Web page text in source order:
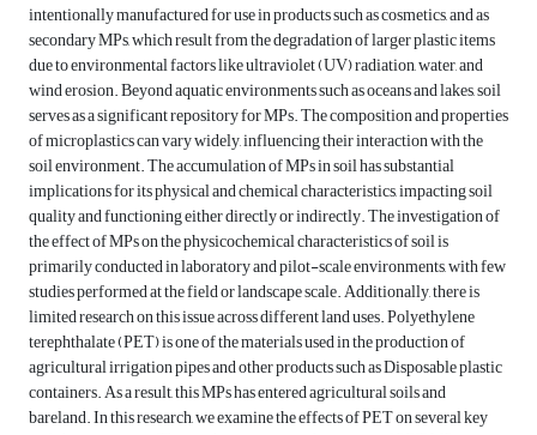
intentionally manufactured for use in products such as cosmetics, and as
secondary MPs, which result from the degradation of larger plastic items
due to environmental factors like ultraviolet (UV) radiation, water, and
wind erosion. Beyond aquatic environments such as oceans and lakes, soil
serves as a significant repository for MPs. The composition and properties
of microplastics can vary widely, influencing their interaction with the
soil environment. The accumulation of MPs in soil has substantial
implications for its physical and chemical characteristics, impacting soil
quality and functioning either directly or indirectly. The investigation of
the effect of MPs on the physicochemical characteristics of soil is
primarily conducted in laboratory and pilot-scale environments, with few
studies performed at the field or landscape scale. Additionally, there is
limited research on this issue across different land uses. Polyethylene
terephthalate (PET) is one of the materials used in the production of
agricultural irrigation pipes and other products such as Disposable plastic
containers. As a result, this MPs has entered agricultural soils and
bareland. In this research, we examine the effects of PET on several key